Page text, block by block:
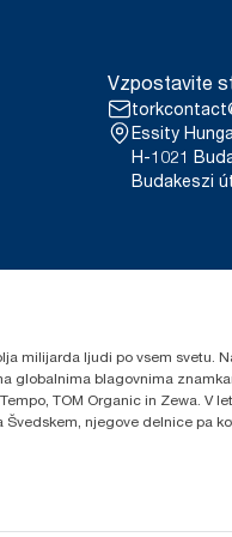
Vzpostavite
Essity
H-1021
Budakeszi
milijarda ljudi po vsem svetu.
globalnima blagovnima
TOM Organic in Zewa. V
njegove delnice pa